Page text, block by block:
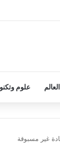
العالم علوم
غير مسبوقة